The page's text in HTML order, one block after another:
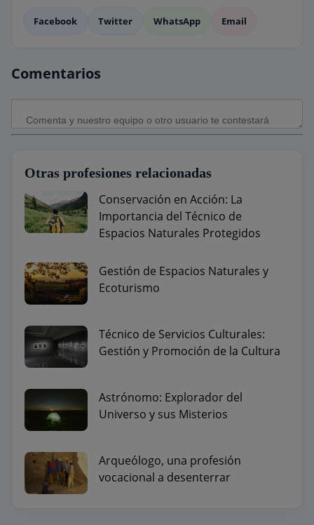
Facebook Twitter WhatsApp Email
Comentarios
Otras profesiones relacionadas
Conservación en Acción: La
Importancia del Técnico de
Espacios Naturales Protegidos
Gestión de Espacios Naturales y
Ecoturismo
Técnico de Servicios Culturales:
Gestión y Promoción de la Cultura
Astrónomo: Explorador del
Universo y sus Misterios
Arqueólogo, una profesión
vocacional a desenterrar